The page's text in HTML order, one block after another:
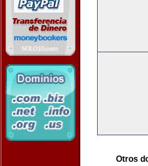
Otros